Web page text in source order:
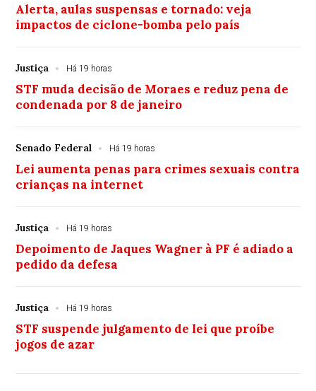
Alerta, aulas suspensas e tornado: veja
impactos de ciclone-bomba pelo país
Justiça Há 19 horas
STF muda decisão de Moraes e reduz pena de
condenada por 8 de janeiro
Senado Federal Há 19 horas
Lei aumenta penas para crimes sexuais contra
crianças na internet
Justiça Há 19 horas
Depoimento de Jaques Wagner à PF é adiado a
pedido da defesa
Justiça Há 19 horas
STF suspende julgamento de lei que proíbe
jogos de azar